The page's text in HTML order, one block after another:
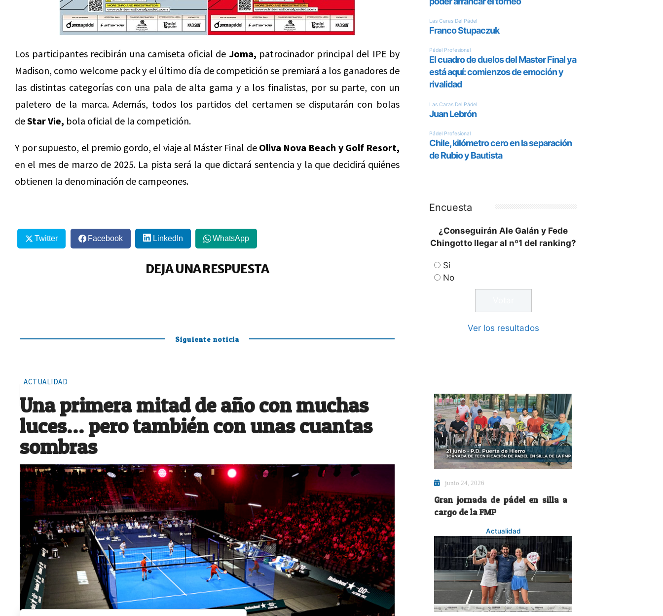
Los participantes recibirán una camiseta oficial de Joma, patrocinador principal del IPE by
Madison, como welcome pack y el último día de competición se premiará a los ganadores de
las distintas categorías con una pala de alta gama y a los finalistas, por su parte, con un
paletero de la marca. Además, todos los partidos del certamen se disputarán con bolas
deStar Vie, bola oficial de la competición.
Y por supuesto, el premio gordo, el viaje al Máster Final de Oliva Nova Beach y Golf Resort,
en el mes de marzo de 2025. La pista será la que dictará sentencia y la que decidirá quiénes
obtienen la denominación de campeones.
Twitter Facebook LinkedIn WhatsApp
DEJA UNA RESPUESTA
Siguiente noticia
ACTUALIDAD
Una primera mitad de año con muchas
luces… pero también con unas cuantas
sombras
Encuesta
¿Conseguirán Ale Galán y Fede
Chingotto llegar al nº1 del ranking?
Si
No
Ver los resultados
junio 24, 2026
Gran jornada de pádel en silla a
cargo de la FMP
Actualidad